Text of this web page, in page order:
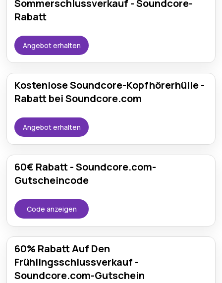
Sommerschlussverkauf - Soundcore-
Rabatt
Angebot erhalten
Kostenlose Soundcore-Kopfhörerhülle -
Rabatt bei Soundcore.com
Angebot erhalten
60€ Rabatt - Soundcore.com-
Gutscheincode
Code anzeigen
60% Rabatt Auf Den
Frühlingsschlussverkauf -
Soundcore.com-Gutschein